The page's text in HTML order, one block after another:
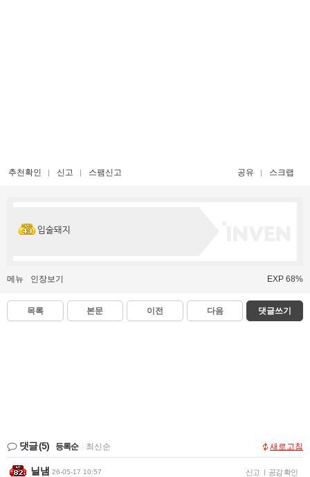
추천확인 신고 스팸신고 공유 스크랩
입술돼지
메뉴 인장보기 EXP 68%
목록 본문 이전 다음 댓글쓰기
댓글(5) 등록순 최신순 새로고침
닐냄 26-05-17 10:57 신고 | 공감 확인